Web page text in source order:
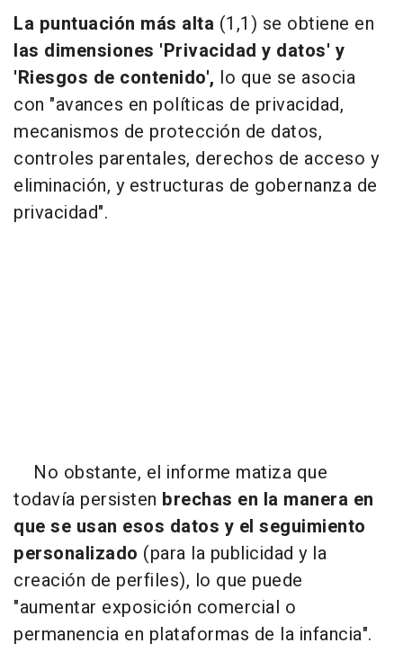
La puntuación más alta (1,1) se obtiene en
las dimensiones 'Privacidad y datos' y
'Riesgos de contenido', lo que se asocia
con "avances en políticas de privacidad,
mecanismos de protección de datos,
controles parentales, derechos de acceso y
eliminación, y estructuras de gobernanza de
privacidad".
No obstante, el informe matiza que
todavía persisten brechas en la manera en
que se usan esos datos y el seguimiento
personalizado (para la publicidad y la
creación de perfiles), lo que puede
"aumentar exposición comercial o
permanencia en plataformas de la infancia".